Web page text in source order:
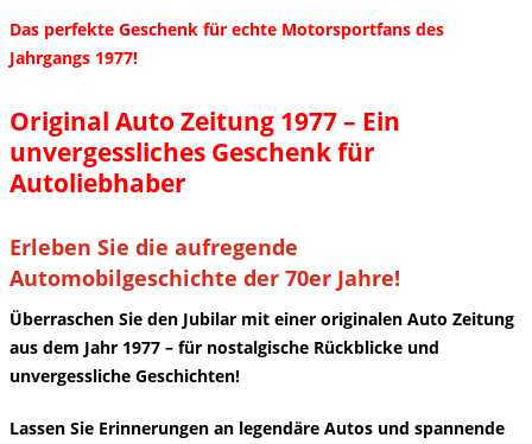
Das perfekte Geschenk für echte Motorsportfans des
Jahrgangs 1977!
Original Auto Zeitung 1977 – Ein
unvergessliches Geschenk für
Autoliebhaber
Erleben Sie die aufregende
Automobilgeschichte der 70er Jahre!
Überraschen Sie den Jubilar mit einer originalen Auto Zeitung
aus dem Jahr 1977 – für nostalgische Rückblicke und
unvergessliche Geschichten!
Lassen Sie Erinnerungen an legendäre Autos und spannende